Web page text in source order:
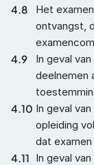
4.8
Het
ontvangst,
4.9
In geval
deelnemen
4.10 In geval
opleiding
dat
4.11 In geval